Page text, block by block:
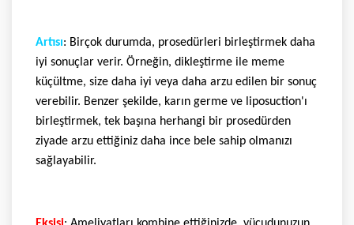
Artısı: Birçok durumda, prosedürleri birleştirmek daha
iyi sonuçlar verir. Örneğin, dikleştirme ile meme
küçültme, size daha iyi veya daha arzu edilen bir sonuç
verebilir. Benzer şekilde, karın germe ve liposuction'ı
birleştirmek, tek başına herhangi bir prosedürden
ziyade arzu ettiğiniz daha ince bele sahip olmanızı
sağlayabilir.